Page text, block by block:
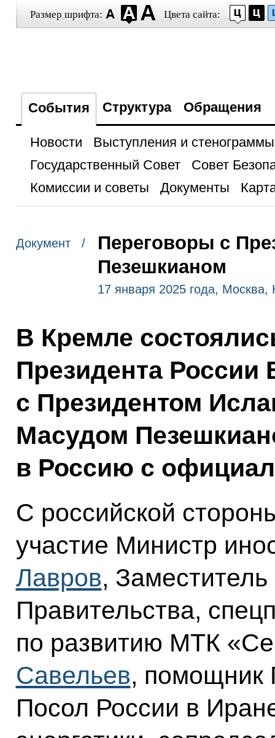
Размер шрифта: Цвета сайта:
События Структура Обращения
Новости
Выступления и стенограммы
Государственный Совет
Совет
Комиссии и советы
Документы
Документ /
Переговоры с
Пезешкианом
17 января 2025 года, Москва,
В Кремле
Президента
с Президентом
Масудом
в Россию с
С российской
участие Министр
Лавров,
Правительства,
по развитию МТК
Савельев, помощник
Посол России в